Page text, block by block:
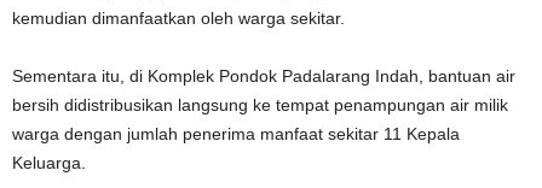
kemudian dimanfaatkan oleh warga sekitar.
Sementara itu, di Komplek Pondok Padalarang Indah, bantuan air
bersih didistribusikan langsung ke tempat penampungan air milik
warga dengan jumlah penerima manfaat sekitar 11 Kepala
Keluarga.